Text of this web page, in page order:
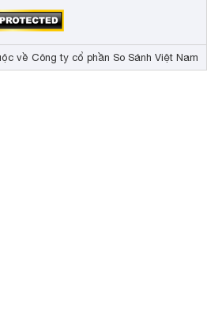
về Công ty cổ phần So Sánh Việt Nam